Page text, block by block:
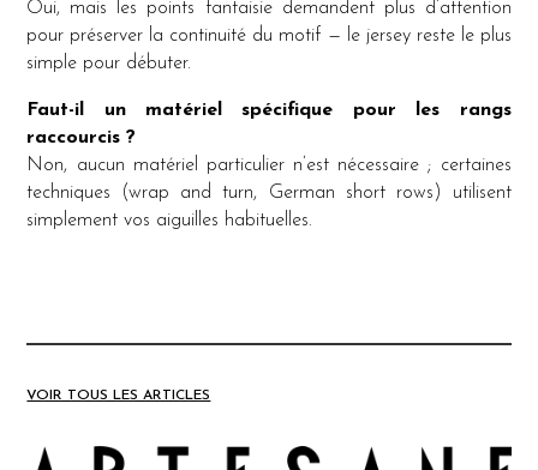
Oui, mais les points fantaisie demandent plus d’attention
pour préserver la continuité du motif — le jersey reste le plus
simple pour débuter.
Faut-il un matériel spécifique pour les rangs
raccourcis ?
Non, aucun matériel particulier n’est nécessaire ; certaines
techniques (wrap and turn, German short rows) utilisent
simplement vos aiguilles habituelles.
VOIR TOUS LES ARTICLES